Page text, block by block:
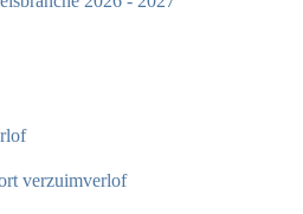
verzuimverlof